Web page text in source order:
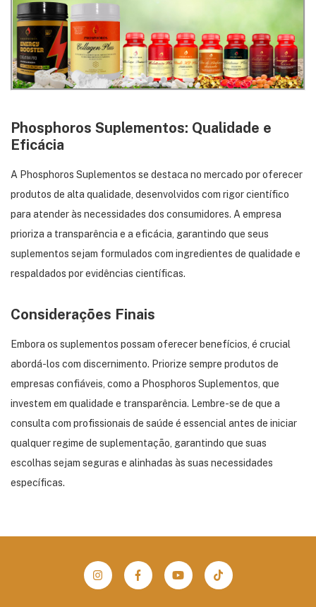
Phosphoros Suplementos: Qualidade e
Eficácia
A Phosphoros Suplementos se destaca no mercado por oferecer
produtos de alta qualidade, desenvolvidos com rigor científico
para atender às necessidades dos consumidores. A empresa
prioriza a transparência e a eficácia, garantindo que seus
suplementos sejam formulados com ingredientes de qualidade e
respaldados por evidências científicas.
Considerações Finais
Embora os suplementos possam oferecer benefícios, é crucial
abordá-los com discernimento. Priorize sempre produtos de
empresas confiáveis, como a Phosphoros Suplementos, que
investem em qualidade e transparência. Lembre-se de que a
consulta com profissionais de saúde é essencial antes de iniciar
qualquer regime de suplementação, garantindo que suas
escolhas sejam seguras e alinhadas às suas necessidades
específicas.